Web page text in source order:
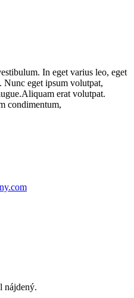
In eget varius leo, eget
Nunc eget ipsum volutpat,
erat volutpat.
condimentum,
nájdený.